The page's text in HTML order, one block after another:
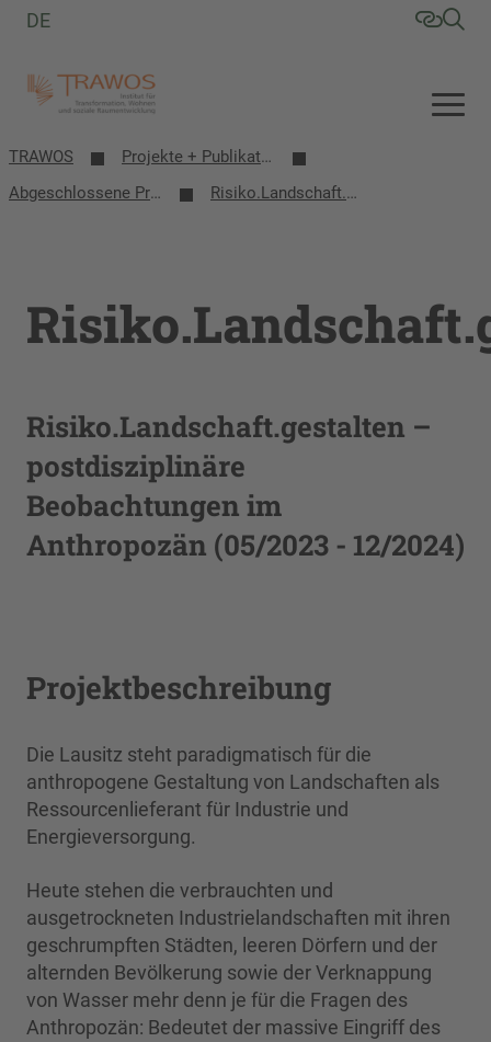
DE
TRAWOS
Projekte + Publikationen
Abgeschlossene Projekte
Risiko.Landschaft.gestalten
Risiko.Landschaft.gestalten –
postdisziplinäre
Beobachtungen im
Anthropozän (05/2023 - 12/2024)
Projektbeschreibung
Die Lausitz steht paradigmatisch für die
anthropogene Gestaltung von Landschaften als
Ressourcenlieferant für Industrie und
Energieversorgung.
Heute stehen die verbrauchten und
ausgetrockneten Industrielandschaften mit ihren
geschrumpften Städten, leeren Dörfern und der
alternden Bevölkerung sowie der Verknappung
von Wasser mehr denn je für die Fragen des
Anthropozän: Bedeutet der massive Eingriff des